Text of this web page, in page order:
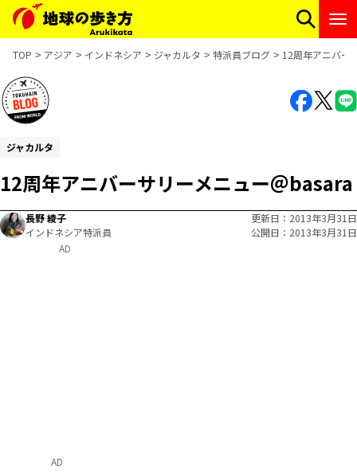
TOP アジア インドネシア ジャカルタ 特派員ブログ 12周年アニバー
ジャカルタ
12周年アニバーサリーメニュー＠basara
長野 綾子
インドネシア特派員
更新日
2013年3月31日
公開日
2013年3月31日
AD
AD